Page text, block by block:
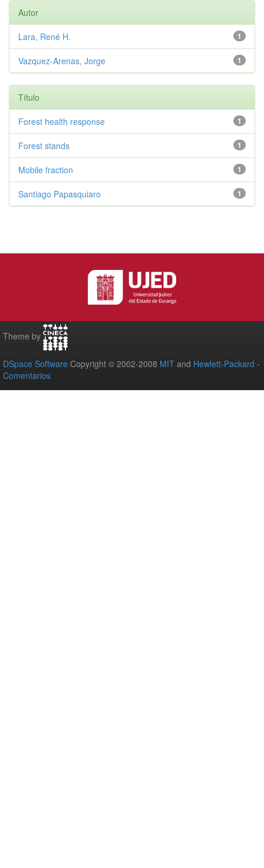
Autor
1
Lara, René H.
1
Vazquez-Arenas, Jorge
Título
1
Forest health response
1
Forest stands
1
Mobile fraction
1
Santiago Papasquiaro
Theme by
DSpace Software Copyright © 2002-2008 MIT and Hewlett-Packard -
Comentarios